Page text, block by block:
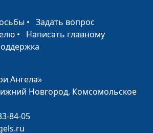
священнослужитель
Армен Матевосян,
священнослужитель
священнослужитель
• Задать вопрос
• Написать главному
Ангела»
Новгород, Комсомольское
84-05